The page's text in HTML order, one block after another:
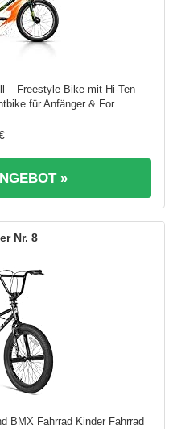
– Freestyle Bike mit Hi-Ten
für Anfänger & For ...
»
8
BMX Fahrrad Kinder Fahrrad